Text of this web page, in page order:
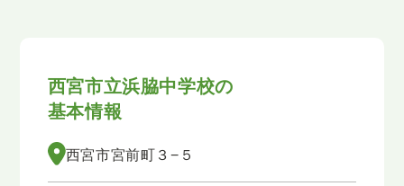
西宮市立浜脇中学校の
基本情報
西宮市宮前町３−５